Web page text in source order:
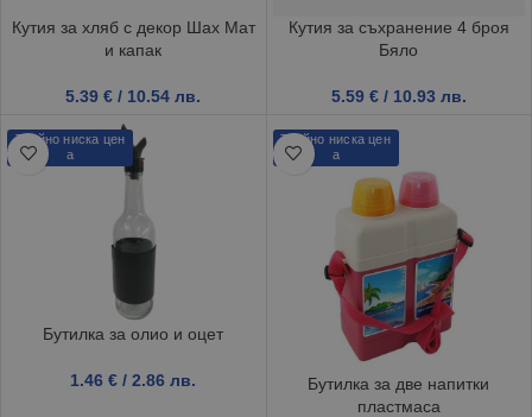
Кутия за хляб с декор Шах Мат
и капак
5.39€ / 10.54 лв.
Кутия за съхранение 4 броя
Бяло
5.59 € / 10.93 лв.
Трайно ниска цен
а
Бутилка за олио и оцет
1.46€ / 2.86 лв.
Трайно ниска цен
а
Бутилка за две напитки
пластмаса